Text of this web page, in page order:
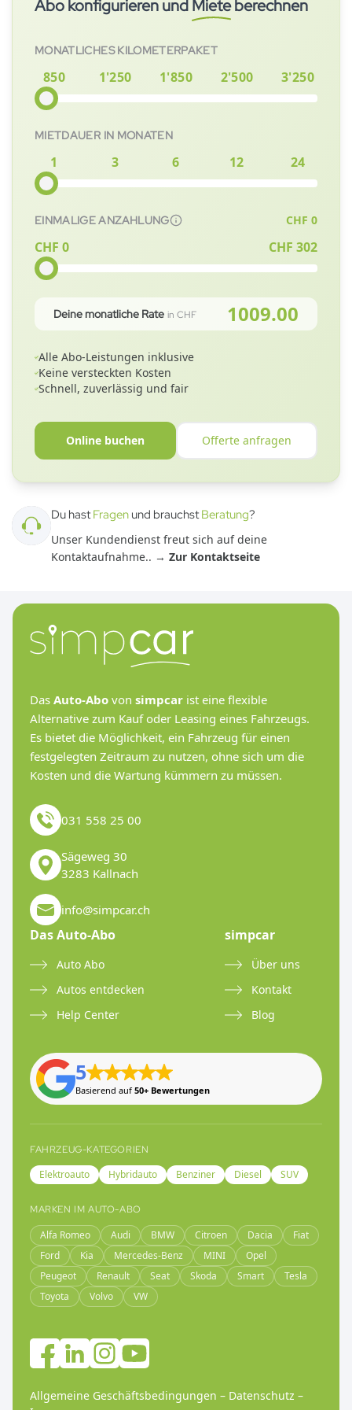
schnellstmöglich für dich bereitgestellt.
Abo konfigurieren undMieteberechnen
MONATLICHES KILOMETERPAKET
850 1'250 1'850 2'500 3'250
MIETDAUER IN MONATEN
1 3 6 12 24
EINMALIGE ANZAHLUNG CHF 0
CHF 0 CHF 302
Deine monatliche Rate in CHF 1009.00
Alle Abo-Leistungen inklusive
Keine versteckten Kosten
Schnell, zuverlässig und fair
Online buchen Offerte anfragen
Du hastFragen und brauchstBeratung?
Unser Kundendienst freut sich auf deine
Kontaktaufnahme.. → Zur Kontaktseite
Das Auto-Abo von simpcar ist eine flexible
Alternative zum Kauf oder Leasing eines Fahrzeugs.
Es bietet die Möglichkeit, ein Fahrzeug für einen
festgelegten Zeitraum zu nutzen, ohne sich um die
Kosten und die Wartung kümmern zu müssen.
031 558 25 00
Sägeweg 30
3283 Kallnach
info@simpcar.ch
Das Auto-Abo
Auto Abo
Autos entdecken
Help Center
simpcar
Über uns
Kontakt
Blog
5
Basierend auf50+ Bewertungen
FAHRZEUG-KATEGORIEN
Elektroauto Hybridauto Benziner Diesel SUV
MARKEN IM AUTO-ABO
Alfa Romeo Audi BMW Citroen Dacia
Fiat
Ford
Kia Mercedes-Benz MINI
Opel
Peugeot
Renault Seat Skoda Smart
Tesla
Toyota
Volvo VW
Allgemeine Geschäftsbedingungen – Datenschutz –